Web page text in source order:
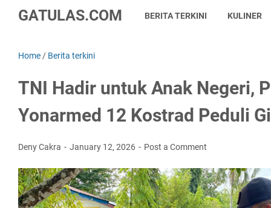
GATULAS.COM BERITA TERKINI KULINER
Home / Berita terkini
TNI Hadir untuk Anak Negeri,
Yonarmed 12 Kostrad Peduli
Deny Cakra January 12, 2026 Post a Comment